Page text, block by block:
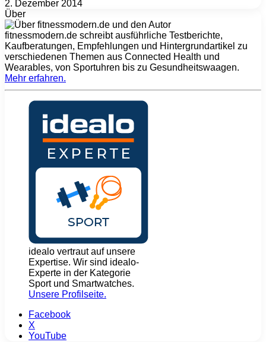
2. Dezember 2014
Über
fitnessmodern.de schreibt ausführliche Testberichte,
Kaufberatungen, Empfehlungen und Hintergrundartikel zu
verschiedenen Themen aus Connected Health und
Wearables, von Sportuhren bis zu Gesundheitswaagen.
Mehr erfahren.
idealo vertraut auf unsere
Expertise. Wir sind idealo-
Experte in der Kategorie
Sport und Smartwatches.
Unsere Profilseite.
Facebook
X
YouTube